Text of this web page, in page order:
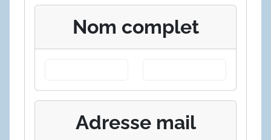
Nom complet
Adresse mail